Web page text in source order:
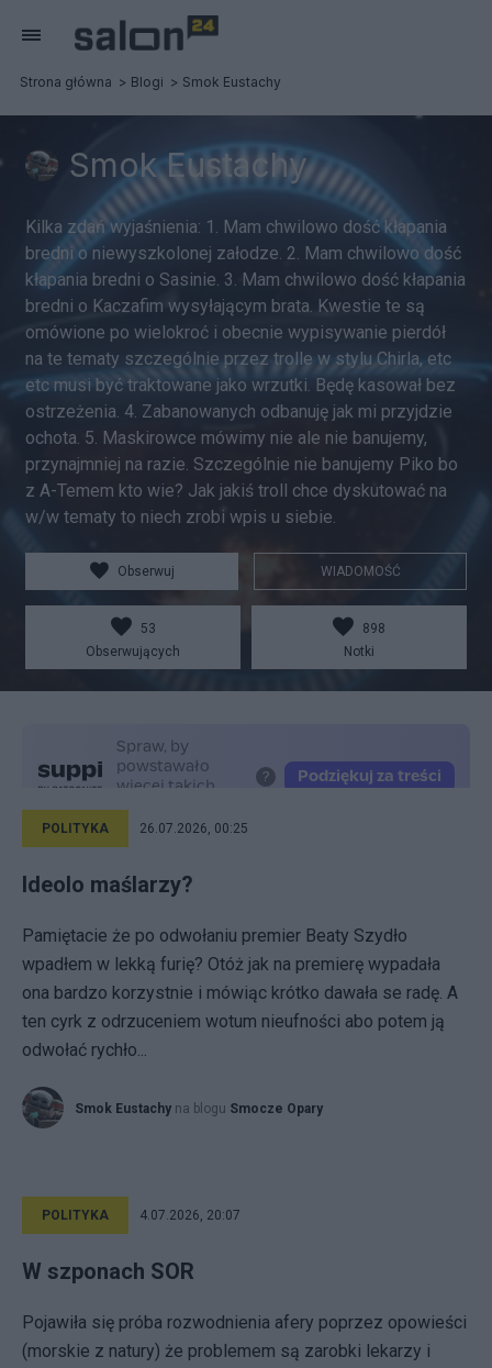
Strona główna Blogi Smok Eustachy
Smok Eustachy
Kilka zdań wyjaśnienia: 1. Mam chwilowo dość kłapania
bredni o niewyszkolonej załodze. 2. Mam chwilowo dość
kłapania bredni o Sasinie. 3. Mam chwilowo dość kłapania
bredni o Kaczafim wysyłającym brata. Kwestie te są
omówione po wielokroć i obecnie wypisywanie pierdół
na te tematy szczególnie przez trolle w stylu Chirla, etc
etc musi być traktowane jako wrzutki. Będę kasował bez
ostrzeżenia. 4. Zabanowanych odbanuję jak mi przyjdzie
ochota. 5. Maskirowce mówimy nie ale nie banujemy,
przynajmniej na razie. Szczególnie nie banujemy Piko bo
z A-Temem kto wie? Jak jakiś troll chce dyskutować na
w/w tematy to niech zrobi wpis u siebie.
Obserwuj WIADOMOŚĆ
53
Obserwujących
898
Notki
POLITYKA 26.07.2026, 00:25
Ideolo maślarzy?
Pamiętacie że po odwołaniu premier Beaty Szydło
wpadłem w lekką furię? Otóż jak na premierę wypadała
ona bardzo korzystnie i mówiąc krótko dawała se radę. A
ten cyrk z odrzuceniem wotum nieufności abo potem ją
odwołać rychło...
Smok Eustachy na blogu Smocze Opary
POLITYKA 4.07.2026, 20:07
W szponach SOR
Pojawiła się próba rozwodnienia afery poprzez opowieści
(morskie z natury) że problemem są zarobki lekarzy i